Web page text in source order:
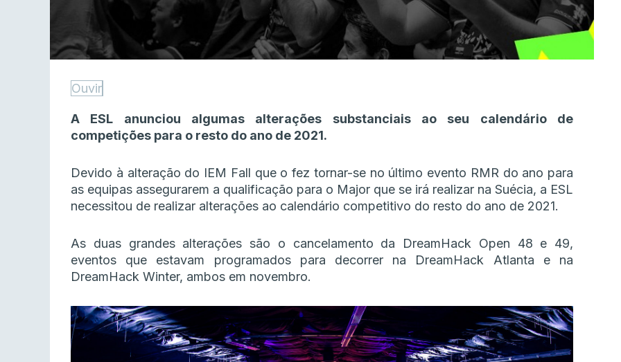
Ouvir
A ESL anunciou algumas alterações substanciais ao seu calendário de
competições para o resto do ano de 2021.
Devido à alteração do IEM Fall que o fez tornar-se no último evento RMR do ano para
as equipas assegurarem a qualificação para o Major que se irá realizar na Suécia, a ESL
necessitou de realizar alterações ao calendário competitivo do resto do ano de 2021.
As duas grandes alterações são o cancelamento da DreamHack Open 48 e 49,
eventos que estavam programados para decorrer na DreamHack Atlanta e na
DreamHack Winter, ambos em novembro.